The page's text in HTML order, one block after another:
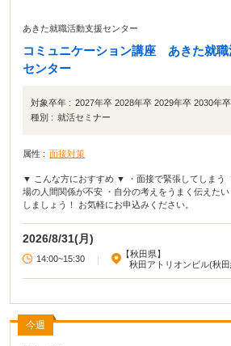
あきた就職活動支援センター
コミュニケーション講座 あきた就職
センター
対象卒年 : 2027年卒 2028年卒 2029年卒 2030年卒
種別 : 就活セミナー
属性 : 面接対策
▼ こんな方におすすめ ▼ ・面接で緊張してしまう
場の人間関係が不安 ・自分の考えをうまく伝え
しましょう！ お気軽にお申込みください。
2026/8/31(月)
14:00~15:30 |
【秋田県】
秋田アトリオンビル(秋田
今週